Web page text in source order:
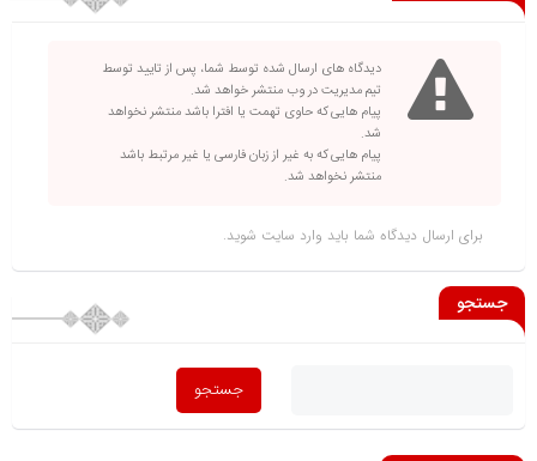
دیدگاه های ارسال شده توسط شما، پس از تایید توسط
تیم مدیریت در وب منتشر خواهد شد.
پیام هایی که حاوی تهمت یا افترا باشد منتشر نخواهد
شد.
پیام هایی که به غیر از زبان فارسی یا غیر مرتبط باشد
منتشر نخواهد شد.
برای ارسال دیدگاه شما باید وارد سایت شوید.
جستجو